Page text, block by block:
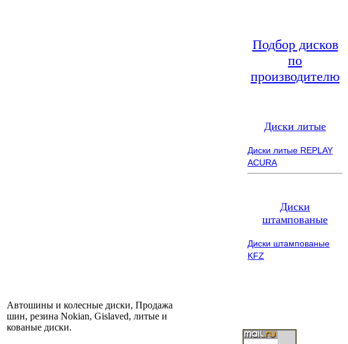
Подбор дисков
по
производителю
Диски литые
Диски литые REPLAY
ACURA
Диски
штампованые
Диски штампованые
KFZ
Автошины и колесные диски, Продажа
шин, резина Nokian, Gislaved, литые и
кованые диски.